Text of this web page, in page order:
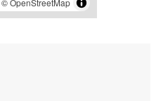
©OpenStreetMap